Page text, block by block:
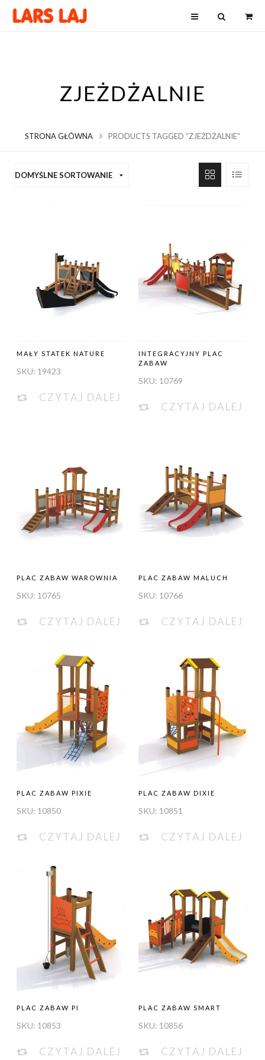
ZJEŻDŻALNIE
STRONA GŁÓWNA PRODUCTS TAGGED “ZJEŻDŻALNIE”
MAŁY STATEK NATURE
SKU: 19423
CZYTAJ DALEJ
INTEGRACYJNY PLAC
ZABAW
SKU: 10769
CZYTAJ DALEJ
PLAC ZABAW WAROWNIA
SKU: 10765
CZYTAJ DALEJ
PLAC ZABAW MALUCH
SKU: 10766
CZYTAJ DALEJ
PLAC ZABAW PIXIE
SKU: 10850
CZYTAJ DALEJ
PLAC ZABAW DIXIE
SKU: 10851
CZYTAJ DALEJ
PLAC ZABAW PI
SKU: 10853
CZYTAJ DALEJ
PLAC ZABAW SMART
SKU: 10856
CZYTAJ DALEJ